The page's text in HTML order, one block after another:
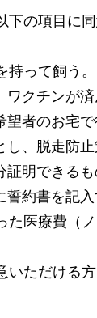
下の項目に
って飼う。
クチンが済
者のお宅で
、脱走防止
明できるも
約書を記入
医療費（
ただける方